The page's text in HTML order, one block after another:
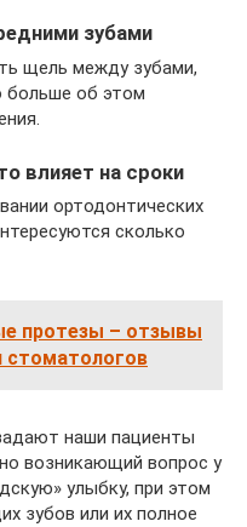
зубами
щель между зубами,
больше об этом
влияет на сроки
ортодонтических
сколько
протезы – отзывы
стоматологов
наши пациенты
возникающий вопрос у
улыбку, при этом
зубов или их полное